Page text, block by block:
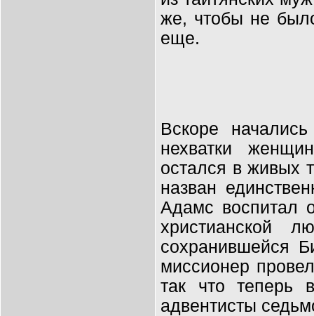
же, чтобы не
еще.
Вскоре
нехватки
остался в живых
назван
Адамс воспитал
христианской
сохранившейся
миссионер
так что теперь
адвентисты